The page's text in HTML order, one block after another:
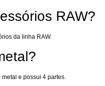
RAW?
da linha RAW.
e possui 4 partes.